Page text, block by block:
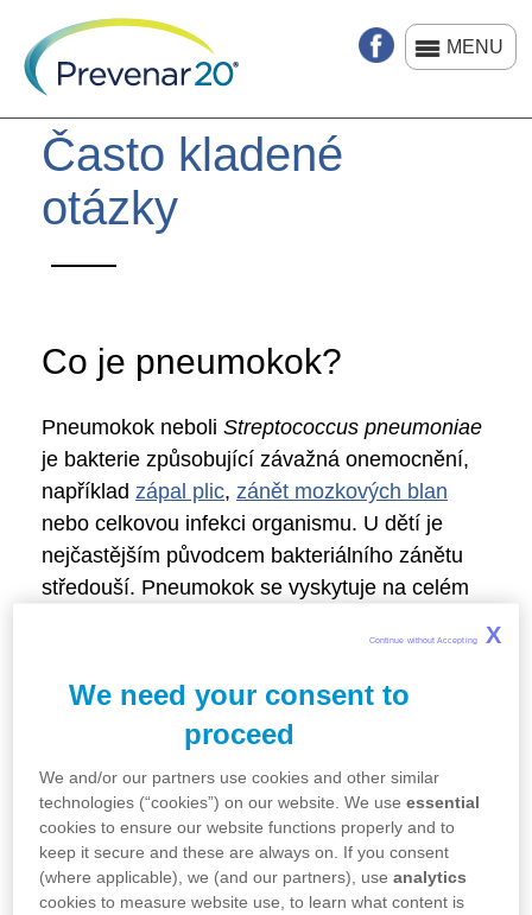
hlavnímu
obsahu
MENU
Často kladené
otázky
Co je pneumokok?
Pneumokok neboli Streptococcus pneumoniae
je bakterie způsobující závažná onemocnění,
například zápal plic, zánět mozkových blan
nebo celkovou infekci organismu. U dětí je
nejčastějším původcem bakteriálního zánětu
středouší. Pneumokok se vyskytuje na celém
Jak se člověk
pneumokokem nakazí?
Pneumokok se přenáší kapénkovou cestou –
to znamená při kašli a kýchání. Mnozí lidé jsou
nosiči pneumokoka – mají tuto bakterii v
We need your consent to
proceed
We and/or our partners use cookies and other similar
technologies (“cookies”) on our website. We useessential
cookies to ensure our website functions properly and to
keep it secure and these are always on. If you consent
(where applicable), we (and our partners), useanalytics
cookies to measure website use, to learn what content is
Continue without Accepting X